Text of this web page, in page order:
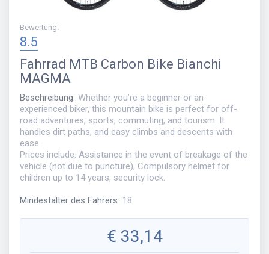
Bewertung:
8.5
Fahrrad MTB Carbon Bike Bianchi
MAGMA
Beschreibung: Whether you’re a beginner or an
experienced biker, this mountain bike is perfect for off-
road adventures, sports, commuting, and tourism. It
handles dirt paths, and easy climbs and descents with
ease.
Prices include: Assistance in the event of breakage of the
vehicle (not due to puncture), Compulsory helmet for
children up to 14 years, security lock.
Mindestalter des Fahrers: 18
€ 33,14